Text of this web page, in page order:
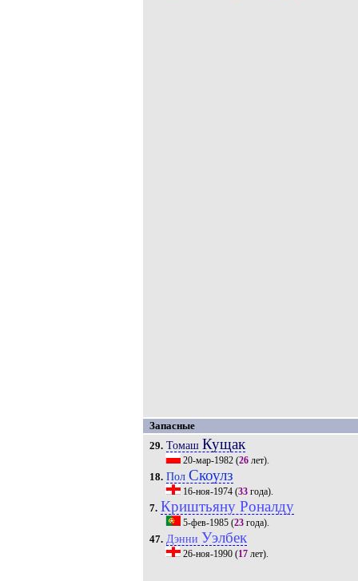
Запасные
29. Томаш Кущак
20-мар-1982(26лет).
18. Пол Скоулз
16-ноя-1974(33года).
7. Криштьяну Роналду
5-фев-1985(23года).
47. Дэнни Уэлбек
26-ноя-1990(17лет).